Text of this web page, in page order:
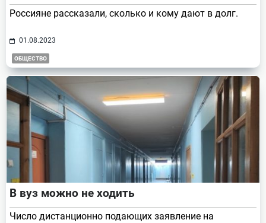
Россияне рассказали, сколько и кому дают в долг.
01.08.2023
ОБЩЕСТВО
В вуз можно не ходить
Число дистанционно подающих заявление на